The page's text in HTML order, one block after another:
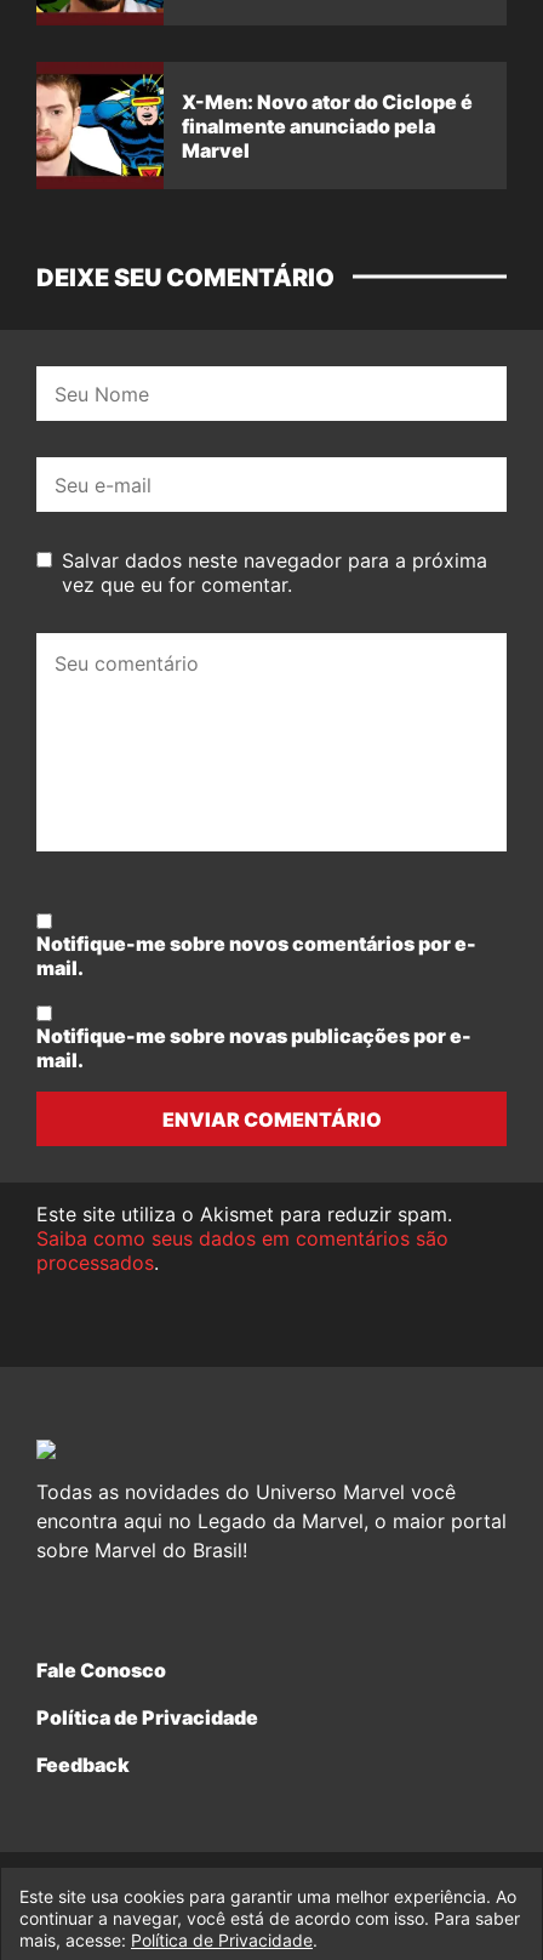
X-Men: Novo ator do Ciclope é
finalmente anunciado pela
Marvel
DEIXE SEU COMENTÁRIO
mail:
Salvar dados neste navegador para a próxima
vez que eu for comentar.
comentário:
Notifique-me sobre novos comentários por e-
mail.
Notifique-me sobre novas publicações por e-
mail.
ENVIAR COMENTÁRIO
Este site utiliza o Akismet para reduzir spam.
Saiba como seus dados em comentários são
processados.
Todas as novidades do Universo Marvel você
encontra aqui no Legado da Marvel, o maior portal
sobre Marvel do Brasil!
Fale Conosco
Política de Privacidade
Feedback
© 2017-2026 Legado da Marvel, uma empresa da Legado
Enterprises.
Este site usa cookies para garantir uma melhor experiência. Ao
continuar a navegar, você está de acordo com isso. Para saber
mais, acesse: Política de Privacidade.